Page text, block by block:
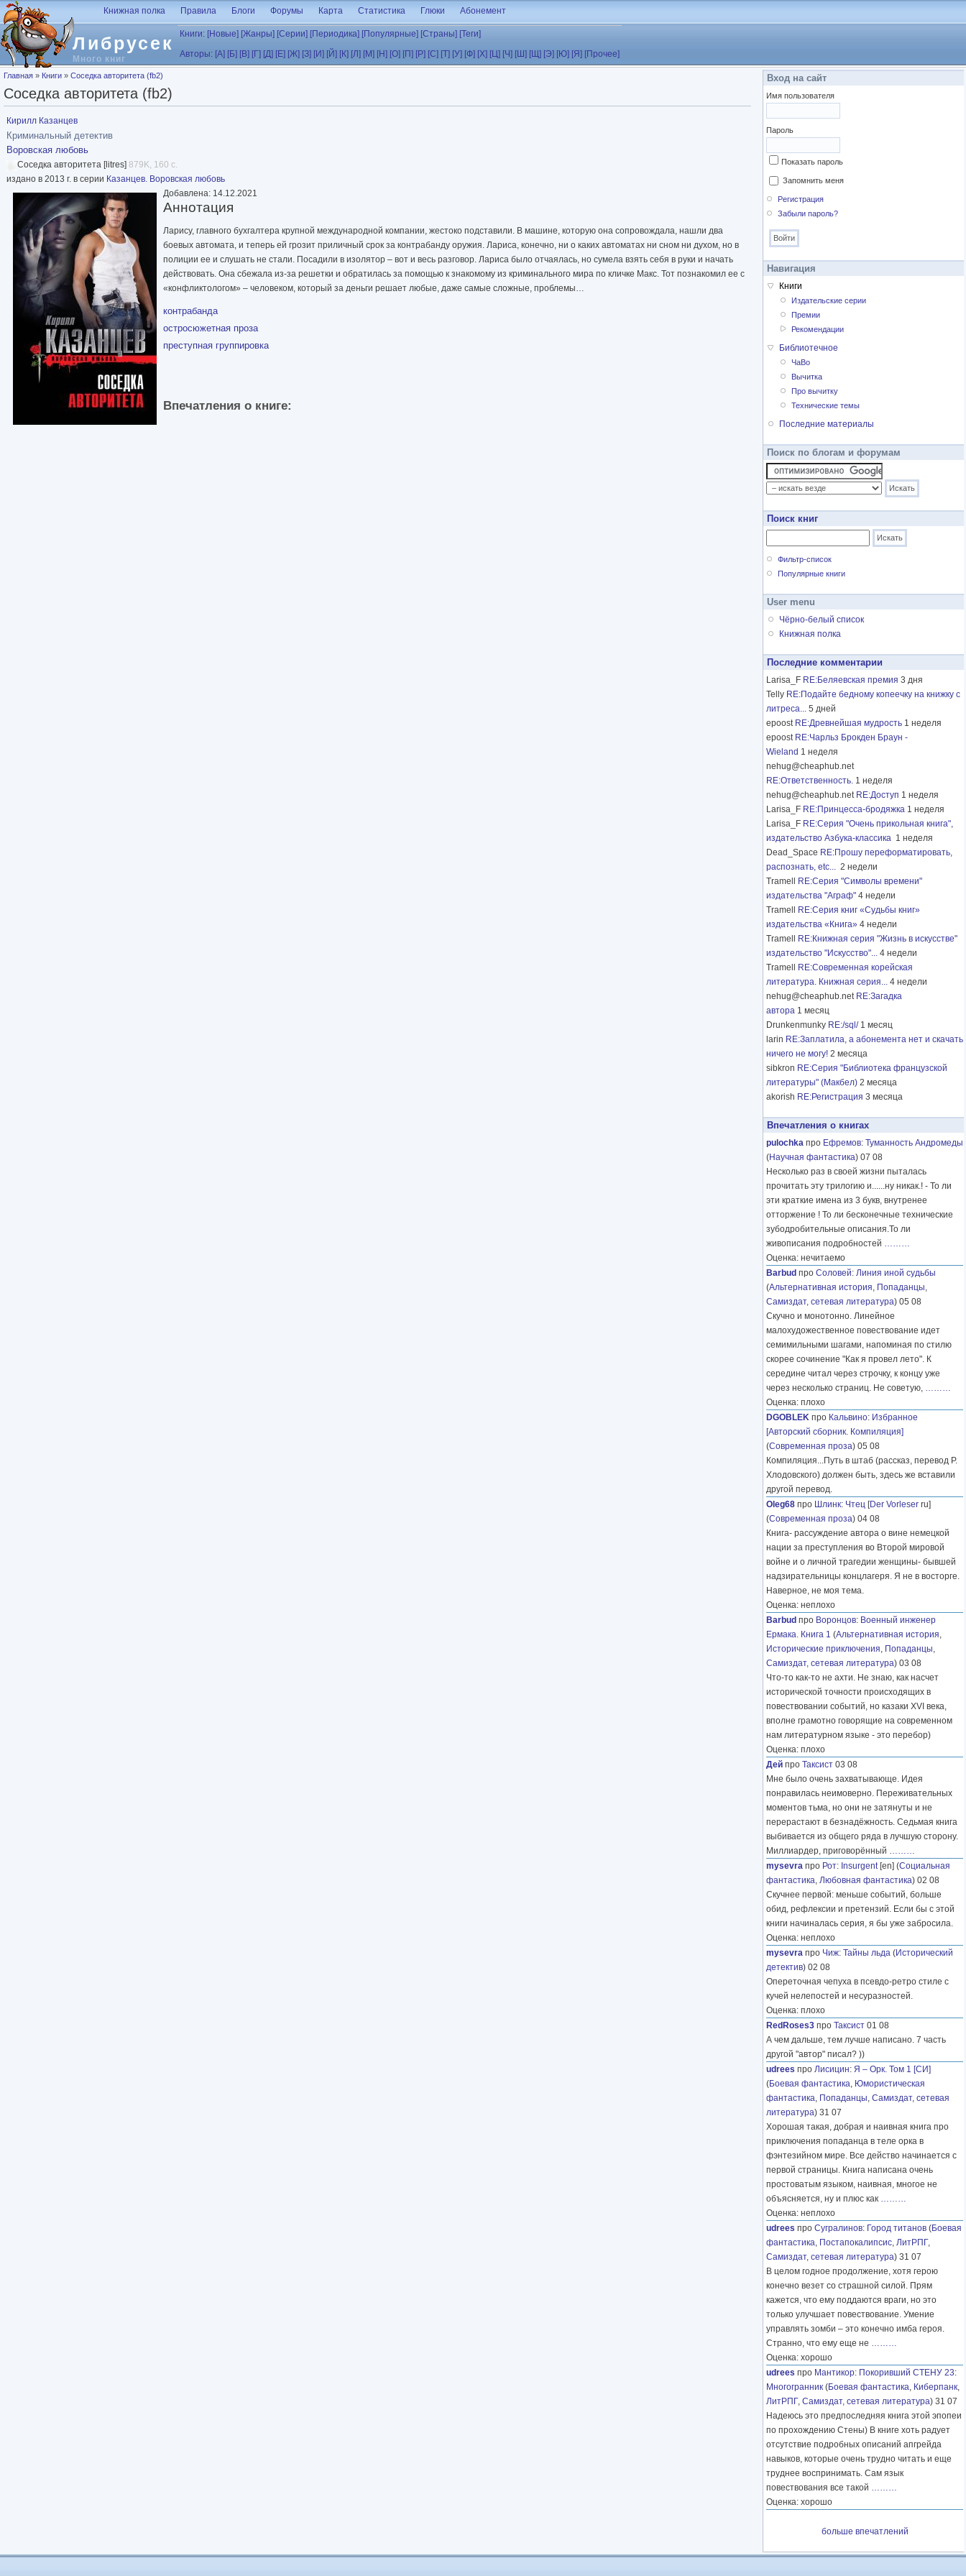
Перейти к основному содержанию
Либрусек
Много книг
Книжная полка Правила Блоги Форумы Карта Статистика Глюки Абонемент
Книги: [Новые] [Жанры] [Серии] [Периодика] [Популярные] [Страны] [Теги]
Авторы: [А] [Б] [В] [Г] [Д] [Е] [Ж] [З] [И] [Й] [К] [Л] [М] [Н] [О] [П] [Р] [С] [Т] [У] [Ф] [Х] [Ц] [Ч] [Ш] [Щ] [Э] [Ю] [Я] [Прочее]
Вы здесь
Главная » Книги » Соседка авторитета (fb2)
Соседка авторитета (fb2)
Кирилл Казанцев
Криминальный детектив
Воровская любовь
Соседка авторитета [litres] 879K, 160 с.
издано в 2013 г. в серии Казанцев. Воровская любовь
Добавлена: 14.12.2021
Аннотация
Ларису, главного бухгалтера крупной международной компании, жестоко подставили. В машине, которую она сопровождала, нашли два
боевых автомата, и теперь ей грозит приличный срок за контрабанду оружия. Лариса, конечно, ни о каких автоматах ни сном ни духом, но в
полиции ее и слушать не стали. Посадили в изолятор – вот и весь разговор. Лариса было отчаялась, но сумела взять себя в руки и начать
действовать. Она сбежала из-за решетки и обратилась за помощью к знакомому из криминального мира по кличке Макс. Тот познакомил ее с
«конфликтологом» – человеком, который за деньги решает любые, даже самые сложные, проблемы…
контрабанда
остросюжетная проза
преступная группировка
Впечатления о книге:
Вход на сайт
Имя пользователя
Пароль
Показать пароль
Запомнить меня
Регистрация
Забыли пароль?
Навигация
Книги
Издательские серии
Премии
Рекомендации
Библиотечное
ЧаВо
Вычитка
Про вычитку
Технические темы
Последние материалы
Поиск по блогам и форумам
Поиск книг
Фильтр-список
Популярные книги
User menu
Чёрно-белый список
Книжная полка
Последние комментарии
Larisa_F RE:Беляевская премия 3 дня
Telly RE:Подайте бедному копеечку на книжку с
литреса... 5 дней
epoost RE:Древнейшая мудрость 1 неделя
epoost RE:Чарльз Брокден Браун -
Wieland 1 неделя
nehug@cheaphub.net
RE:Ответственность. 1 неделя
nehug@cheaphub.net RE:Доступ 1 неделя
Larisa_F RE:Принцесса-бродяжка 1 неделя
Larisa_F RE:Серия "Очень прикольная книга",
издательство Азбука-классика 1 неделя
Dead_Space RE:Прошу переформатировать,
распознать, etc... 2 недели
Tramell
RE:Серия "Символы времени"
издательства "Аграф" 4 недели
Tramell
RE:Серия книг «Судьбы книг»
издательства «Книга» 4 недели
Tramell
RE:Книжная серия "Жизнь в искусстве"
издательство "Искусство"... 4 недели
Tramell
RE:Современная корейская
литература. Книжная серия... 4 недели
nehug@cheaphub.net RE:Загадка
автора 1 месяц
Drunkenmunky RE:/sql/ 1 месяц
larin RE:Заплатила, а абонемента нет и скачать
ничего не могу! 2 месяца
sibkron RE:Серия "Библиотека французской
литературы" (Макбел) 2 месяца
akorish RE:Регистрация 3 месяца
Впечатления о книгах
pulochka про Ефремов: Туманность Андромеды
(Научная фантастика) 07 08
Несколько раз в своей жизни пыталась
прочитать эту трилогию и......ну никак.! - То ли
эти краткие имена из 3 букв, внутренее
отторжение ! То ли бесконечные технические
зубодробительные описания.То ли
живописания подробностей ………
Оценка: нечитаемо
Barbud про Соловей: Линия иной судьбы
(Альтернативная история, Попаданцы,
Самиздат, сетевая литература) 05 08
Скучно и монотонно. Линейное
малохудожественное повествование идет
семимильными шагами, напоминая по стилю
скорее сочинение "Как я провел лето". К
середине читал через строчку, к концу уже
через несколько страниц. Не советую, ………
Оценка: плохо
DGOBLEK про Кальвино: Избранное
[Авторский сборник. Компиляция]
(Современная проза) 05 08
Компиляция...Путь в штаб (рассказ, перевод Р.
Хлодовского) должен быть, здесь же вставили
другой перевод.
Oleg68 про Шлинк: Чтец [Der Vorleser ru]
(Современная проза) 04 08
Книга- рассуждение автора о вине немецкой
нации за преступления во Второй мировой
войне и о личной трагедии женщины- бывшей
надзирательницы концлагеря. Я не в восторге.
Наверное, не моя тема.
Оценка: неплохо
Barbud про Воронцов: Военный инженер
Ермака. Книга 1 (Альтернативная история,
Исторические приключения, Попаданцы,
Самиздат, сетевая литература) 03 08
Что-то как-то не ахти. Не знаю, как насчет
исторической точности происходящих в
повествовании событий, но казаки XVI века,
вполне грамотно говорящие на современном
нам литературном языке - это перебор)
Оценка: плохо
Дей про Таксист 03 08
Мне было очень захватывающе. Идея
понравилась неимоверно. Переживательных
моментов тьма, но они не затянуты и не
перерастают в безнадёжность. Седьмая книга
выбивается из общего ряда в лучшую сторону.
Миллиардер, приговорённый ………
mysevra про Рот: Insurgent[en] (Социальная
фантастика, Любовная фантастика) 02 08
Скучнее первой: меньше событий, больше
обид, рефлексии и претензий. Если бы с этой
книги начиналась серия, я бы уже забросила.
Оценка: неплохо
mysevra про Чиж: Тайны льда (Исторический
детектив) 02 08
Опереточная чепуха в псевдо-ретро стиле с
кучей нелепостей и несуразностей.
Оценка: плохо
RedRoses3 про Таксист 01 08
А чем дальше, тем лучше написано. 7 часть
другой "автор" писал? ))
udrees про Лисицин: Я – Орк. Том 1 [СИ]
(Боевая фантастика, Юмористическая
фантастика, Попаданцы, Самиздат, сетевая
литература) 31 07
Хорошая такая, добрая и наивная книга про
приключения попаданца в теле орка в
фэнтезийном мире. Все действо начинается с
первой страницы. Книга написана очень
простоватым языком, наивная, многое не
объясняется, ну и плюс как ………
Оценка: неплохо
udrees про Сугралинов: Город титанов (Боевая
фантастика, Постапокалипсис, ЛитРПГ,
Самиздат, сетевая литература) 31 07
В целом годное продолжение, хотя герою
конечно везет со страшной силой. Прям
кажется, что ему поддаются враги, но это
только улучшает повествование. Умение
управлять зомби – это конечно имба героя.
Странно, что ему еще не ………
Оценка: хорошо
udrees про Мантикор: Покоривший СТЕНУ 23:
Многогранник (Боевая фантастика, Киберпанк,
ЛитРПГ, Самиздат, сетевая литература) 31 07
Надеюсь это предпоследняя книга этой эпопеи
по прохождению Стены) В книге хоть радует
отсутствие подробных описаний апгрейда
навыков, которые очень трудно читать и еще
труднее воспринимать. Сам язык
повествования все такой ………
Оценка: хорошо
больше впечатлений